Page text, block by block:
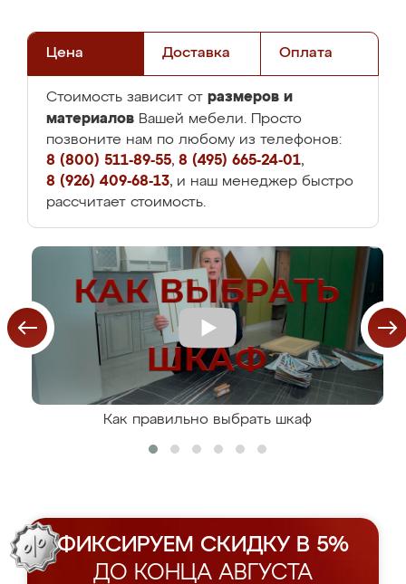
Цена Доставка Оплата
Стоимость зависит от размеров и
материалов Вашей мебели. Просто
позвоните нам по любому из телефонов:
8 (800) 511-89-55, 8 (495) 665-24-01,
8 (926) 409-68-13, и наш менеджер быстро
рассчитает стоимость.
Как правильно выбрать шкаф
ФИКСИРУЕМ СКИДКУ В 5%
ДО КОНЦА АВГУСТА